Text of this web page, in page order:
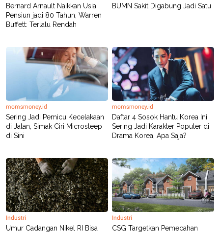
Bernard Arnault Naikkan Usia
Pensiun jadi 80 Tahun, Warren
Buffett: Terlalu Rendah
BUMN Sakit Digabung Jadi Satu
momsmoney.id
Sering Jadi Pemicu Kecelakaan
di Jalan, Simak Ciri Microsleep
di Sini
momsmoney.id
Daftar 4 Sosok Hantu Korea Ini
Sering Jadi Karakter Populer di
Drama Korea, Apa Saja?
Industri
Umur Cadangan Nikel RI Bisa
Industri
CSG Targetkan Pemecahan